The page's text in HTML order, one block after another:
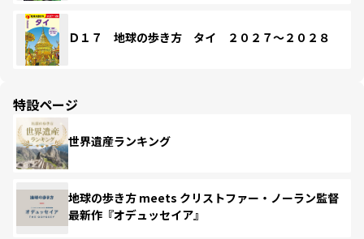
Ｄ１７ 地球の歩き方 タイ ２０２７～２０２８
特設ページ
世界遺産ランキング
地球の歩き方 meets クリストファー・ノーラン監督
最新作『オデュッセイア』